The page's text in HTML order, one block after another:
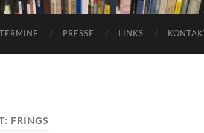
TERMINE PRESSE LINKS
FRINGS